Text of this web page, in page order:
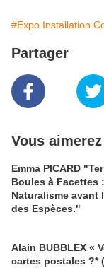
#Expo Installation
Partager
Vous
Emma PICARD "Terres, Arbres et
Boules à Facettes
Naturalisme avant
des Espèces."
Alain BUBBLEX «
cartes postales ?* (Alain BUBBLEX de